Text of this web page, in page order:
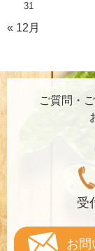
31
« 12月
ご質問・
受
お問